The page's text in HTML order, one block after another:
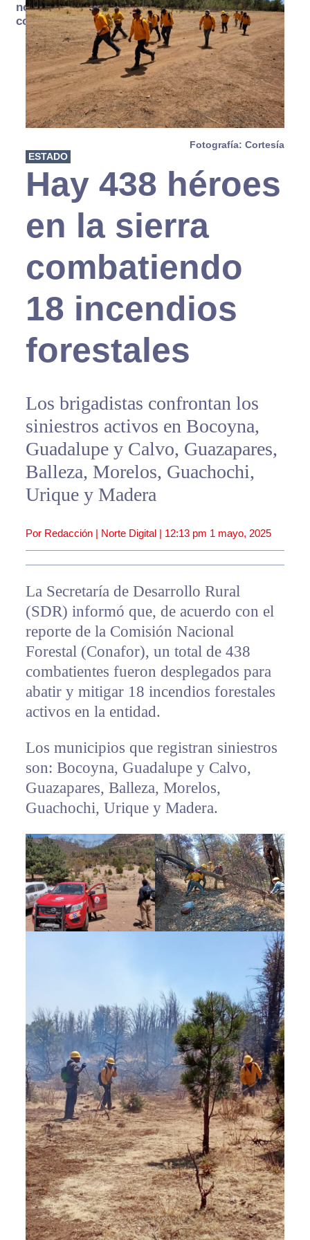
no se
consume
Fotografía: Cortesía
ESTADO
Hay 438 héroes
en la sierra
combatiendo
18 incendios
forestales
Los brigadistas confrontan los
siniestros activos en Bocoyna,
Guadalupe y Calvo, Guazapares,
Balleza, Morelos, Guachochi,
Urique y Madera
Por Redacción | Norte Digital | 12:13 pm 1 mayo, 2025
La Secretaría de Desarrollo Rural
(SDR) informó que, de acuerdo con el
reporte de la Comisión Nacional
Forestal (Conafor), un total de 438
combatientes fueron desplegados para
abatir y mitigar 18 incendios forestales
activos en la entidad.
Los municipios que registran siniestros
son: Bocoyna, Guadalupe y Calvo,
Guazapares, Balleza, Morelos,
Guachochi, Urique y Madera.